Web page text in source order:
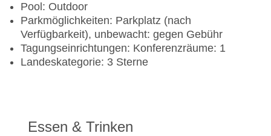
Pool: Outdoor
Parkmöglichkeiten: Parkplatz (nach
Verfügbarkeit), unbewacht: gegen Gebühr
Tagungseinrichtungen: Konferenzräume: 1
Landeskategorie: 3 Sterne
Essen & Trinken